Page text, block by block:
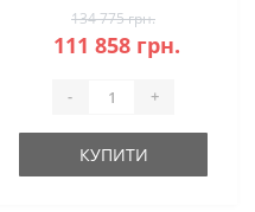
134 775 грн.
111 858 грн.
- +
КУПИТИ